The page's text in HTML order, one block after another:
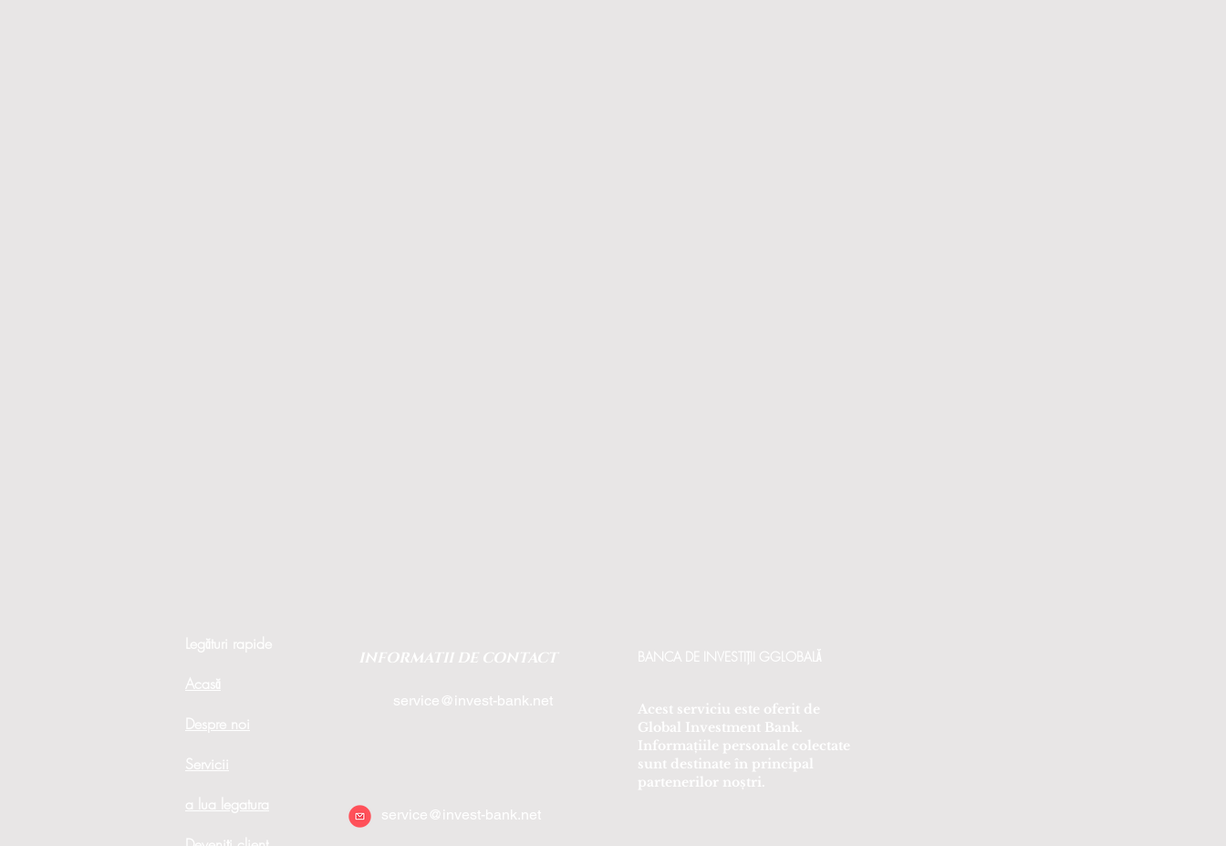
Legături rapide
Acasă
Despre noi
Servicii
a lua legatura
INFORMATII DE CONTACT
service@invest-bank.net
service@invest-bank.net
BANCA DE INVESTIȚII GGLOBALĂ
Acest serviciu este oferit de
Global Investment Bank.
Informațiile personale colectate
sunt destinate în principal
partenerilor noștri.